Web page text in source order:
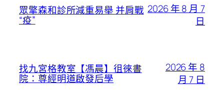
眾擎森和診所減重易舉 并肩戰
“疫”
2026 年 8 月 7
日
找九宮格教室【馮晨】徂徠書
院：尊經明道啟發后學
2026 年 8
月 7 日